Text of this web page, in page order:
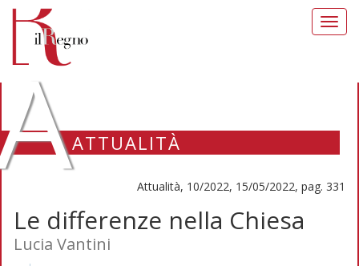
ATTUALITÀ
Attualità, 10/2022, 15/05/2022, pag. 331
Le differenze nella Chiesa
Lucia Vantini